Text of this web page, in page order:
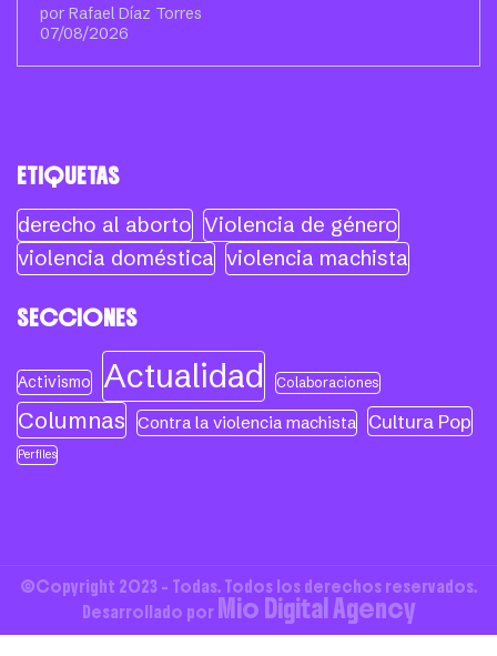
por Rafael Díaz Torres
07/08/2026
ETIQUETAS
derecho al aborto Violencia de género
violencia doméstica violencia machista
SECCIONES
Activismo Actualidad Colaboraciones
Columnas Contra la violencia machista Cultura Pop
Perfiles
©Copyright 2023 - Todas. Todos los derechos reservados.
Desarrollado por Mio Digital Agency